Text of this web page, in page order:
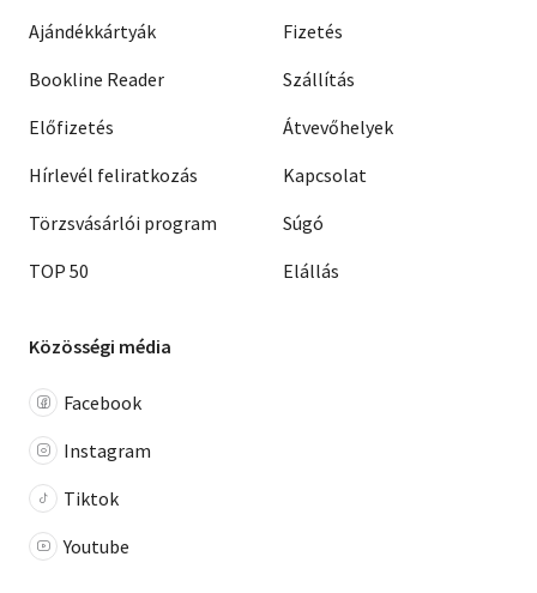
Ajándékkártyák
Bookline Reader
Előfizetés
Hírlevél feliratkozás
Törzsvásárlói program
TOP 50
Fizetés
Szállítás
Átvevőhelyek
Kapcsolat
Súgó
Elállás
Közösségi média
Facebook
Instagram
Tiktok
Youtube